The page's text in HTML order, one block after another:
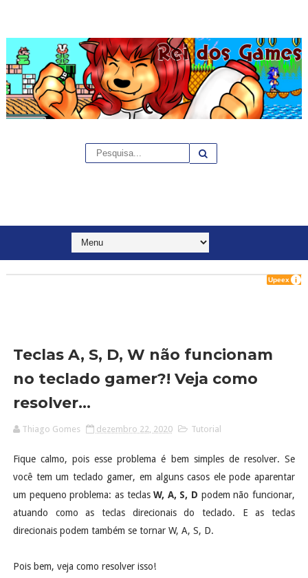
Teclas A, S, D, W não funcionam
no teclado gamer?! Veja como
resolver...
Thiago Gomes dezembro 22, 2020 Tutorial
Fique calmo, pois esse problema é bem simples de resolver. Se
você tem um teclado gamer, em alguns casos ele pode aparentar
um pequeno problema: as teclasW, A, S, D podem não funcionar,
atuando como as teclas direcionais do teclado. E as teclas
direcionais podem também se tornar W, A, S, D.
Pois bem, veja como resolver isso!